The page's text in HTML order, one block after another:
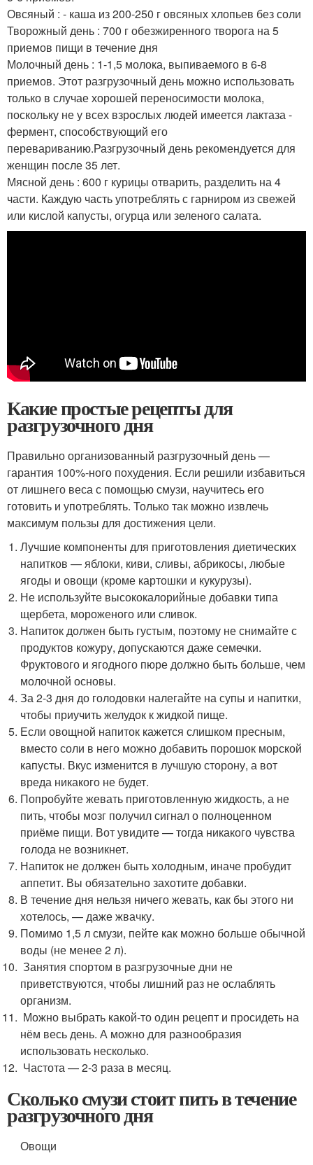
Овсяный : - каша из 200-250 г овсяных хлопьев без соли
Творожный день : 700 г обезжиренного творога на 5
приемов пищи в течение дня
Молочный день : 1-1,5 молока, выпиваемого в 6-8
приемов. Этот разгрузочный день можно использовать
только в случае хорошей переносимости молока,
поскольку не у всех взрослых людей имеется лактаза -
фермент, способствующий его
перевариванию.Разгрузочный день рекомендуется для
женщин после 35 лет.
Мясной день : 600 г курицы отварить, разделить на 4
части. Каждую часть употреблять с гарниром из свежей
или кислой капусты, огурца или зеленого салата.
Какие простые рецепты для
разгрузочного дня
Правильно организованный разгрузочный день —
гарантия 100%-ного похудения. Если решили избавиться
от лишнего веса с помощью смузи, научитесь его
готовить и употреблять. Только так можно извлечь
максимум пользы для достижения цели.
Лучшие компоненты для приготовления диетических
напитков — яблоки, киви, сливы, абрикосы, любые
ягоды и овощи (кроме картошки и кукурузы).
Не используйте высококалорийные добавки типа
щербета, мороженого или сливок.
Напиток должен быть густым, поэтому не снимайте с
продуктов кожуру, допускаются даже семечки.
Фруктового и ягодного пюре должно быть больше, чем
молочной основы.
За 2-3 дня до голодовки налегайте на супы и напитки,
чтобы приучить желудок к жидкой пище.
Если овощной напиток кажется слишком пресным,
вместо соли в него можно добавить порошок морской
капусты. Вкус изменится в лучшую сторону, а вот
вреда никакого не будет.
Попробуйте жевать приготовленную жидкость, а не
пить, чтобы мозг получил сигнал о полноценном
приёме пищи. Вот увидите — тогда никакого чувства
голода не возникнет.
Напиток не должен быть холодным, иначе пробудит
аппетит. Вы обязательно захотите добавки.
В течение дня нельзя ничего жевать, как бы этого ни
хотелось, — даже жвачку.
Помимо 1,5 л смузи, пейте как можно больше обычной
воды (не менее 2 л).
Занятия спортом в разгрузочные дни не
приветствуются, чтобы лишний раз не ослаблять
организм.
Можно выбрать какой-то один рецепт и просидеть на
нём весь день. А можно для разнообразия
использовать несколько.
Частота — 2-3 раза в месяц.
Сколько смузи стоит пить в течение
разгрузочного дня
Овощи